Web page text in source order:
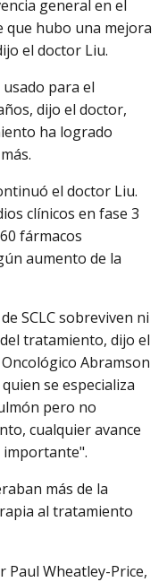
general en el
que hubo una mejora
el doctor Liu.
para el
dijo el doctor,
ha logrado
el doctor Liu.
clínicos en fase 3
fármacos
aumento de la
SCLC sobreviven ni
tratamiento, dijo el
Abramson
se especializa
pero no
cualquier avance
importante".
más de la
al tratamiento
Wheatley-Price,